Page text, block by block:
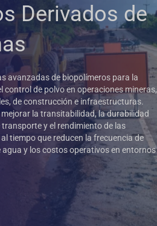
Derivados de
avanzadas de biopolímeros para la
control de polvo en operaciones mineras,
de construcción e infraestructuras.
la transitabilidad, la durabilidad
y el rendimiento de las
tiempo que reducen la frecuencia de
y los costos operativos en entornos